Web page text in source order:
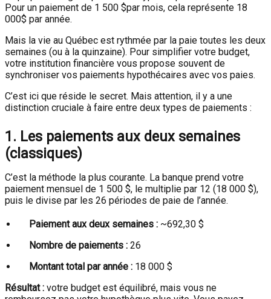
Pour un paiement de 1 500 $par mois, cela représente 18
000$ par année.
Mais la vie au Québec est rythmée par la paie toutes les deux
semaines (ou à la quinzaine). Pour simplifier votre budget,
votre institution financière vous propose souvent de
synchroniser vos paiements hypothécaires avec vos paies.
C’est ici que réside le secret. Mais attention, il y a une
distinction cruciale à faire entre deux types de paiements :
1. Les paiements aux deux semaines
(classiques)
C’est la méthode la plus courante. La banque prend votre
paiement mensuel de 1 500 $, le multiplie par 12 (18 000 $),
puis le divise par les 26 périodes de paie de l’année.
Paiement aux deux semaines : ~692,30 $
Nombre de paiements : 26
Montant total par année : 18 000 $
Résultat : votre budget est équilibré, mais vous ne